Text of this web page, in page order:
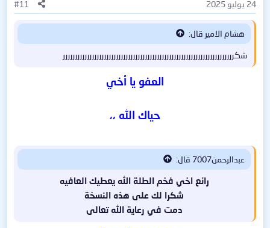
ت
:
24 يوليو 2025 #11
هشام الامير قال:
شكررررررررررررررررررررررررررررررررررررررررررررررررررررررررررررررررررررررر
العفو يا أخي
حياك الله ،،
عبدالرحمن7007 قال:
رائع اخي فخم الطلة الله يعطيك العافيه
شكرا لك على هذه النسخة
دمت في رعاية الله تعالى